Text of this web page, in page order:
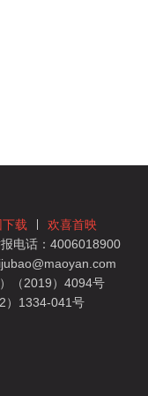
下载
欢喜首映
电话：4006018900
（2019）4094号
）1334-041号